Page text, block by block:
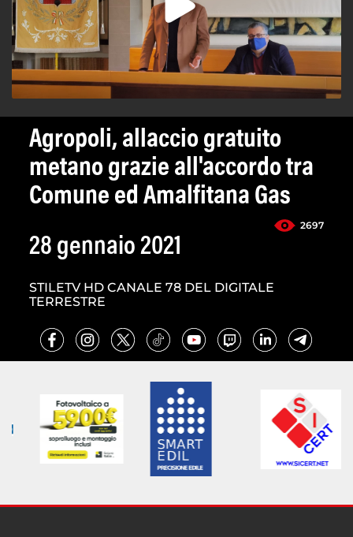
Agropoli, allaccio gratuito
metano grazie all'accordo tra
Comune ed Amalfitana Gas
2697
28 gennaio 2021
STILETV HD CANALE 78 DEL DIGITALE
TERRESTRE